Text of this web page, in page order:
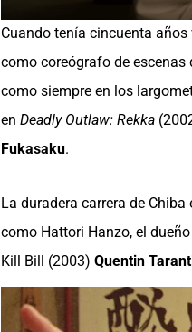
Cuando tenía cincuenta
como coreógrafo de escenas
como siempre en los
en Deadly Outlaw: Rekka
Fukasaku.
La duradera carrera de
como Hattori Hanzo, el
Kill Bill (2003) Quentin